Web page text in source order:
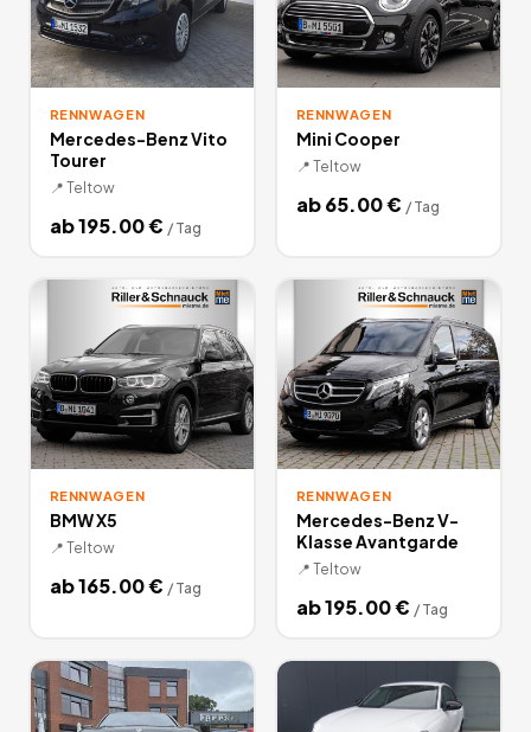
RENNWAGEN
Mercedes-Benz Vito
Tourer
📍 Teltow
ab195.00€ / Tag
RENNWAGEN
Mini Cooper
📍 Teltow
ab65.00€ / Tag
RENNWAGEN
BMW X5
📍 Teltow
ab165.00€ / Tag
RENNWAGEN
Mercedes-Benz V-
Klasse Avantgarde
📍 Teltow
ab195.00€ / Tag